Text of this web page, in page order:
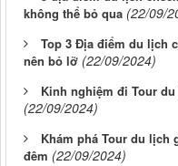
không thể bỏ qua (22/09/
Top 3 Địa điểm du lịch
nên bỏ lỡ (22/09/2024)
Kinh nghiệm đi Tour
(22/09/2024)
Khám phá Tour du lịch
đêm (22/09/2024)